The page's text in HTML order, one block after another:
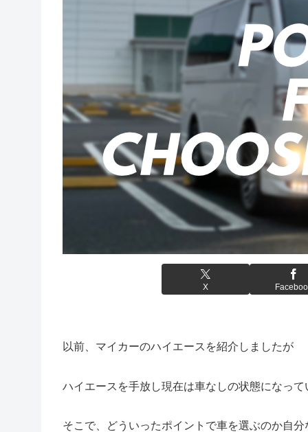
X
以前、マイカーのハイエースを紹介しましたが
ハイエースを手放し現在は車なしの状態になって
そこで、どういったポイントで車を選ぶのか自分